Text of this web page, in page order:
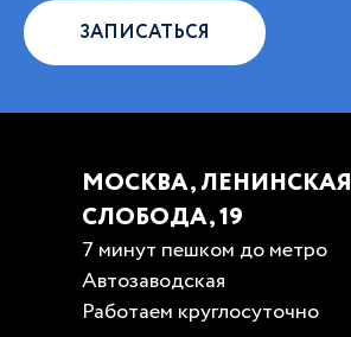
ЗАПИСАТЬСЯ
МОСКВА, ЛЕНИНСКАЯ
СЛОБОДА, 19
7 минут пешком до метро
Автозаводская
Работаем круглосуточно